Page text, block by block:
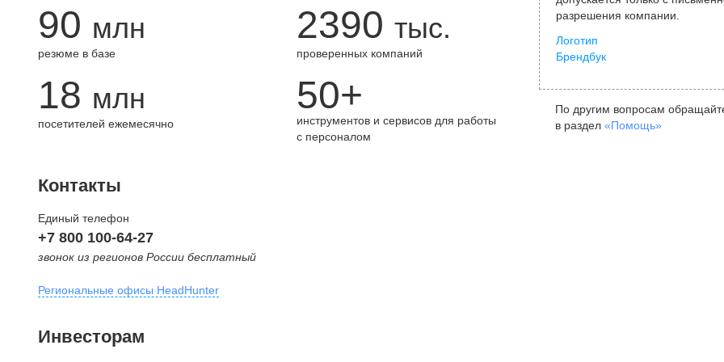
90 млн
резюме в базе
2390 тыс.
проверенных компаний
18 млн
посетителей ежемесячно
50+
инструментов и сервисов для работы
с персоналом
разрешения компании.
Логотип
Брендбук
По другим вопросам
в раздел «Помощь»
Контакты
Единый телефон
+7 800 100-64-27
звонок из регионов России бесплатный
Региональные офисы HeadHunter
внутригородская территория
Инвесторам